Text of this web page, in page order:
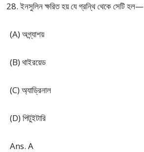
ইনসুলিন ক্ষরিত হয় যে গ্রন্থি থেকে সেটি হল—
(A) অগ্ন্যাশয়
(B) থাইরয়েড
(C) অ্যাড্রিনাল
(D) পিটুইটারি
Ans. A